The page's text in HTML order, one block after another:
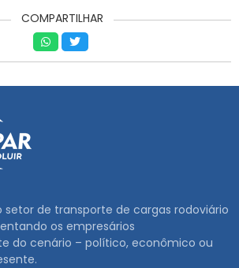
COMPARTILHAR
setor de transporte de cargas rodoviário
os empresários
do cenário – político, econômico ou